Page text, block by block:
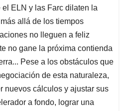
ELN y las Farc dilaten la
allá de los tiempos
no lleguen a feliz
no gane la próxima contienda
Pese a los obstáculos que
de esta naturaleza,
nuevos cálculos y ajustar sus
a fondo, lograr una